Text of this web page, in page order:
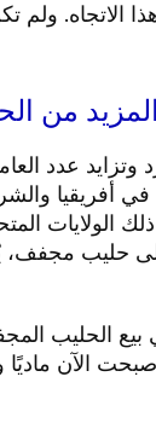
الاتجاه. ولم
من
عدد
في أفريقيا
الولايات
حليب مجفف،
بيع الحليب
الآن ماديًا